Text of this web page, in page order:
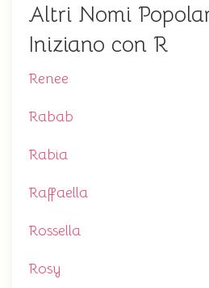
Altri Nomi
Iniziano con R
Renee
Rabab
Rabia
Raffaella
Rossella
Rosy